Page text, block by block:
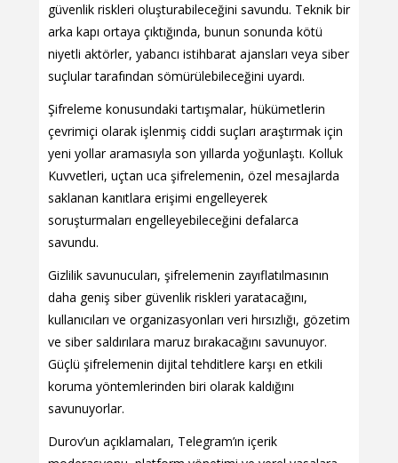
güvenlik riskleri oluşturabileceğini savundu. Teknik bir
arka kapı ortaya çıktığında, bunun sonunda kötü
niyetli aktörler, yabancı istihbarat ajansları veya siber
suçlular tarafından sömürülebileceğini uyardı.
Şifreleme konusundaki tartışmalar, hükümetlerin
çevrimiçi olarak işlenmiş ciddi suçları araştırmak için
yeni yollar aramasıyla son yıllarda yoğunlaştı. Kolluk
Kuvvetleri, uçtan uca şifrelemenin, özel mesajlarda
saklanan kanıtlara erişimi engelleyerek
soruşturmaları engelleyebileceğini defalarca
savundu.
Gizlilik savunucuları, şifrelemenin zayıflatılmasının
daha geniş siber güvenlik riskleri yaratacağını,
kullanıcıları ve organizasyonları veri hırsızlığı, gözetim
ve siber saldırılara maruz bırakacağını savunuyor.
Güçlü şifrelemenin dijital tehditlere karşı en etkili
koruma yöntemlerinden biri olarak kaldığını
savunuyorlar.
Durov’un açıklamaları, Telegram’ın içerik